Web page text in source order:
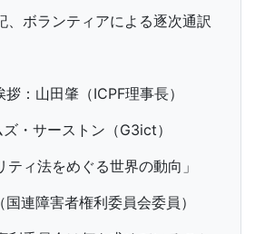
、ボランティアによる逐次通訳
：山田肇（ICPF理事長）
・サーストン（G3ict）
ィ法をめぐる世界の動向」
連障害者権利委員会委員）